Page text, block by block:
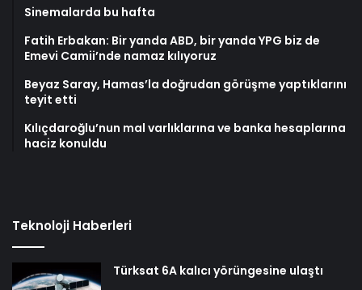
Sinemalarda bu hafta
Fatih Erbakan: Bir yanda ABD, bir yanda YPG biz de
Emevi Camii’nde namaz kılıyoruz
Beyaz Saray, Hamas’la doğrudan görüşme yaptıklarını
teyit etti
Kılıçdaroğlu’nun mal varlıklarına ve banka hesaplarına
haciz konuldu
Teknoloji Haberleri
Türksat 6A kalıcı yörüngesine ulaştı